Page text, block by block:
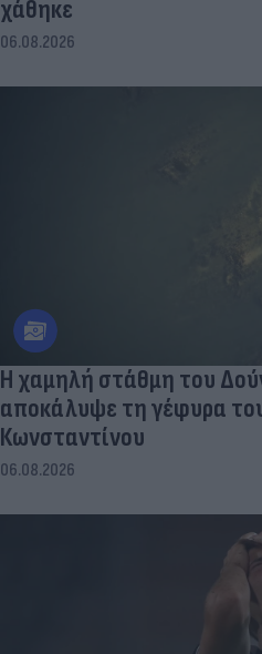
χάθηκε
06.08.2026
Η χαμηλή στάθμη του
αποκάλυψε τη γέφυρα
Κωνσταντίνου
06.08.2026